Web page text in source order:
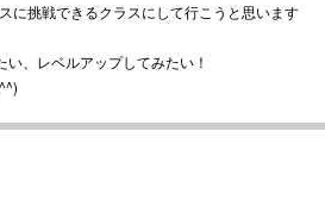
に挑戦できるクラスにして行こうと思います
、レベルアップしてみたい！